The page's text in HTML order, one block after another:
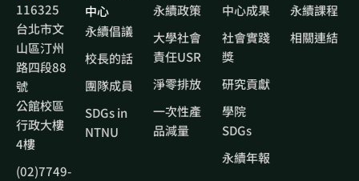
116325
台北市文
山區汀州
路四段88
號
公館校區
行政大樓
4樓
(02)7749-
中心
永續倡議
校長的話
團隊成員
SDGs in
NTNU
永續政策
大學社會
責任USR
淨零排放
一次性產
品減量
中心成果
社會實踐
獎
研究貢獻
學院
SDGs
永續年報
永續課程
相關連結